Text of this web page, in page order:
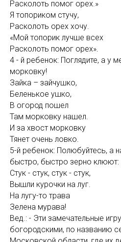
Расколоть помог орех.»
Я топориком стучу,
Расколоть орех хочу.
«Мой топорик лучше всех
Расколоть помог орех».
4 - й ребенок: Поглядите, а у
морковку!
Зайка – зайчушко,
Беленькое ушко,
В огород пошел
Там морковку нашел.
И за хвост морковку
Тянет очень ловко.
5-й ребенок: Полюбуйтесь, а
быстро, быстро зерно клюют:
Стук - стук, стук - стук,
Вышли курочки на луг.
На лугу-то трава
Зелена мурава!
Вед.: - Эти замечательные
богородскими, по названию